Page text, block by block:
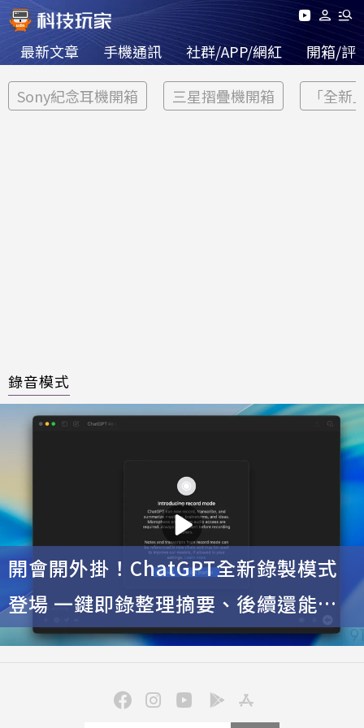
最新文章 手機通訊 社群/APP/網紅 開箱/評
Sony紀念耳機開箱 三星摺疊機開箱 「全新
錄音模式
開會開外掛！ChatGPT全新錄製模式
登場 一鍵即錄整理摘要、後續還能追
問問題